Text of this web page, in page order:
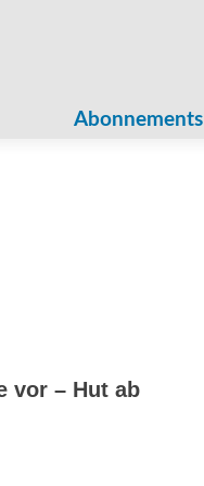
Abonnements
vor – Hut ab